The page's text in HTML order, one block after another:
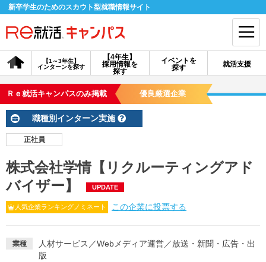
新卒学生のためのスカウト型就職情報サイト
【4年生】
採用情報を
探す
【1～3年生】
インターンを探す
イベントを
探す
就活支援
会員登録 ログイン
会員ID・パスワードを忘れた方はこちら
探す
【4年生】
採用情報を探す
【4年生】
説明会を探す
【1～3年生】
インターンを探す
就活ノウハウ・サポート
Ｒｅ就活キャンパスのみ掲載 優良厳選企業
職種別インターン実施
正社員
株式会社学情【リクルーティングアド
バイザー】
UPDATE
人気企業ランキングノミネート この企業に投票する
業種 人材サービス ／Webメディア運営／放送・新聞・広告・出
版